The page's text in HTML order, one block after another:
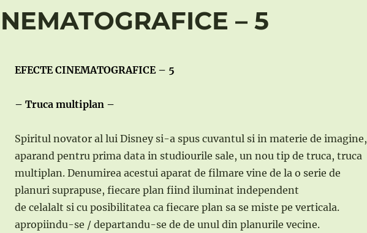
– 5
EFECTE CINEMATOGRAFICE – 5
– Truca multiplan –
Spiritul novator al lui Disney si-a spus cuvantul si in materie de imagine,
aparand pentru prima data in studiourile sale, un nou tip de truca, truca
multiplan. Denumirea acestui aparat de filmare vine de la o serie de
planuri suprapuse, fiecare plan fiind iluminat independent
de celalalt si cu posibilitatea ca fiecare plan sa se miste pe verticala.
apropiindu-se / departandu-se de de unul din planurile vecine.